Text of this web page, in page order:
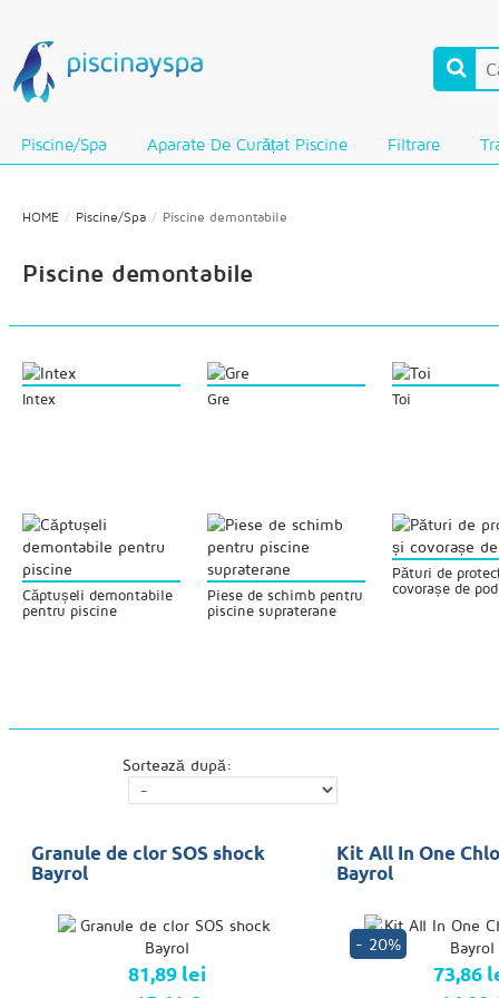
Piscine/Spa Aparate De Curățat Piscine Filtrare
HOME Piscine/Spa Piscine demontabile
Piscine demontabile
Intex Gre Toi
Căptușeli demontabile
pentru piscine
Piese de schimb pentru
piscine supraterane
Pături de
covorașe de
Sortează după:
Granule de clor SOS shock
Bayrol
81,89 lei
Kit All In One
Bayrol
- 20%
73,86